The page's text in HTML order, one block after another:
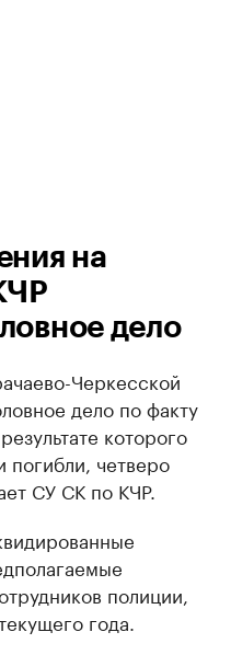
на
дело
Черкесской
дело по факту
которого
погибли, четверо
СУ СК по КЧР.
полиции,
года.